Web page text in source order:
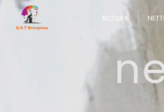
ACCUEIL
Panneau de gestion des cookies